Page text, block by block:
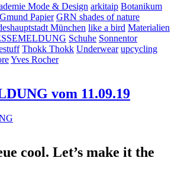
Mode & Design arkitaip Botanikum
Gmund Papier GRN shades of nature
München like a bird Materialien
Schuhe Sonnentor
Thokk Thokk Underwear upcycling
Yves Rocher
vom 11.09.19
cool. Let’s make it the